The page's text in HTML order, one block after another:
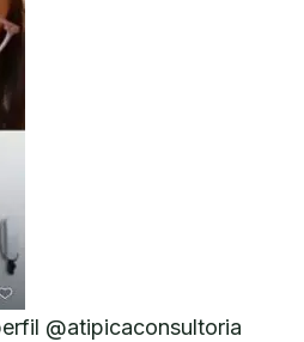
@atipicaconsultoria